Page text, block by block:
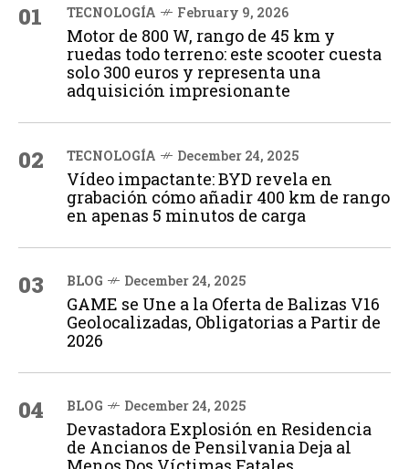
01 TECNOLOGÍA February 9, 2026
Motor de 800 W, rango de 45 km y
ruedas todo terreno: este scooter cuesta
solo 300 euros y representa una
adquisición impresionante
02 TECNOLOGÍA December 24, 2025
Vídeo impactante: BYD revela en
grabación cómo añadir 400 km de rango
en apenas 5 minutos de carga
03 BLOG December 24, 2025
GAME se Une a la Oferta de Balizas V16
Geolocalizadas, Obligatorias a Partir de
2026
04 BLOG December 24, 2025
Devastadora Explosión en Residencia
de Ancianos de Pensilvania Deja al